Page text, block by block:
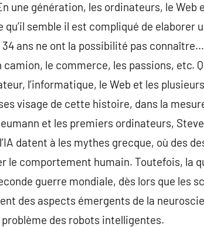
une génération, les ordinateurs, le Web
semble il est compliqué de elaborer
ans ne ont la possibilité pas
le commerce, les passions, etc.
l’informatique, le Web et les
visage de cette histoire, dans la
et les premiers ordinateurs,
datent à les mythes grecque, où des
le comportement humain. Toutefois, la
guerre mondiale, dès lors que les
des aspects émergents de la
des robots intelligentes.